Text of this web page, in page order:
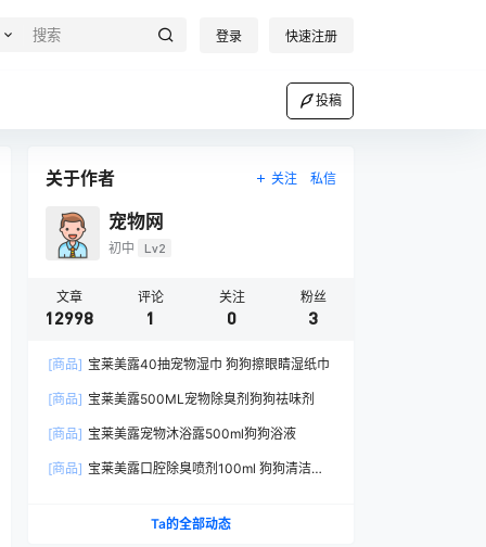
登录 快速注册
投稿
关于作者 关注 私信
宠物网
初中 Lv2
文章
12998
评论
1
关注
0
粉丝
3
[商品] 宝莱美露40抽宠物湿巾 狗狗擦眼睛湿纸巾
[商品] 宝莱美露500ML宠物除臭剂狗狗祛味剂
[商品] 宝莱美露宠物沐浴露500ml狗狗浴液
[商品] 宝莱美露口腔除臭喷剂100ml 狗狗清洁口
Ta的全部动态